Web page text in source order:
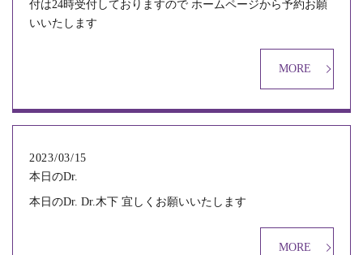
付は24時受付しておりますので ホームページから予約お願
いいたします
MORE
2023/03/15
本日のDr.
本日のDr. Dr.木下 宜しくお願いいたします
MORE